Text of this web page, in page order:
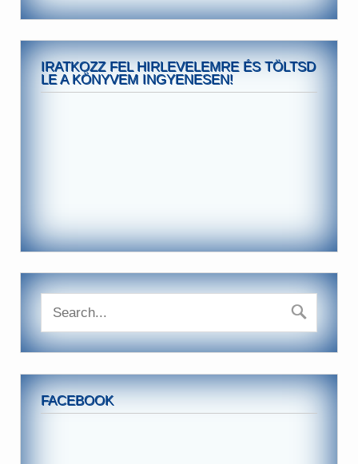
IRATKOZZ FEL HIRLEVELEMRE ÉS TÖLTSD
LE A KÖNYVEM INGYENESEN!
FACEBOOK